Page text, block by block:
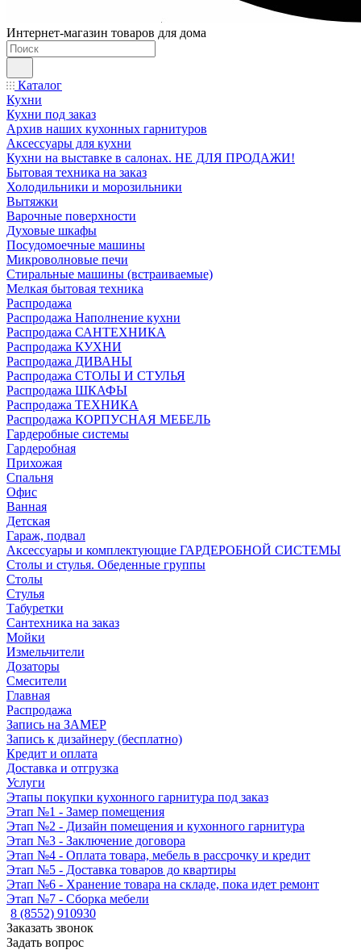
Интернет-магазин товаров для дома
Каталог
Кухни
Кухни под заказ
Архив наших кухонных гарнитуров
Аксессуары для кухни
Кухни на выставке в салонах. НЕ ДЛЯ ПРОДАЖИ!
Бытовая техника на заказ
Холодильники и морозильники
Вытяжки
Варочные поверхности
Духовые шкафы
Посудомоечные машины
Микроволновые печи
Стиральные машины (встраиваемые)
Мелкая бытовая техника
Распродажа
Распродажа Наполнение кухни
Распродажа САНТЕХНИКА
Распродажа КУХНИ
Распродажа ДИВАНЫ
Распродажа СТОЛЫ И СТУЛЬЯ
Распродажа ШКАФЫ
Распродажа ТЕХНИКА
Распродажа КОРПУСНАЯ МЕБЕЛЬ
Гардеробные системы
Гардеробная
Прихожая
Спальня
Офис
Ванная
Детская
Гараж, подвал
Аксессуары и комплектующие ГАРДЕРОБНОЙ СИСТЕМЫ
Столы и стулья. Обеденные группы
Столы
Стулья
Табуретки
Сантехника на заказ
Мойки
Измельчители
Дозаторы
Смесители
Главная
Распродажа
Запись на ЗАМЕР
Запись к дизайнеру (бесплатно)
Кредит и оплата
Доставка и отгрузка
Услуги
Этапы покупки кухонного гарнитура под заказ
Этап №1 - Замер помещения
Этап №2 - Дизайн помещения и кухонного гарнитура
Этап №3 - Заключение договора
Этап №4 - Оплата товара, мебель в рассрочку и кредит
Этап №5 - Доставка товаров до квартиры
Этап №6 - Хранение товара на складе, пока идет ремонт
Этап №7 - Сборка мебели
8 (8552) 910930
Заказать звонок
Задать вопрос